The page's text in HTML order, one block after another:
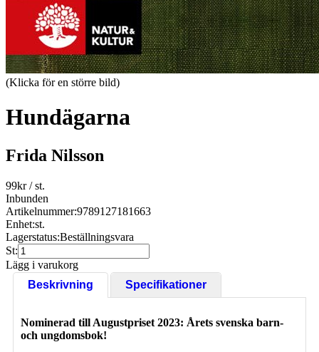
(Klicka för en större bild)
Hundägarna
Frida Nilsson
99kr/ st.
Inbunden
Artikelnummer:9789127181663
Enhet:st.
Lagerstatus:Beställningsvara
St:
Lägg i varukorg
Beskrivning
Specifikationer
Nominerad till Augustpriset 2023: Årets svenska barn-
och ungdomsbok!